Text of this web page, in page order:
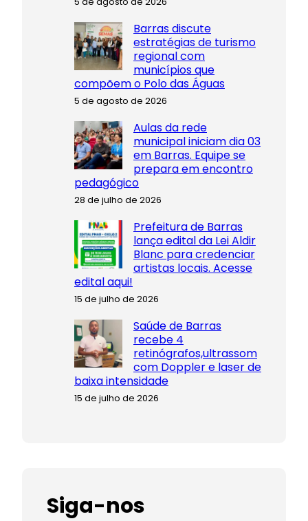
Barras discute
estratégias de turismo
regional com
municípios que
compõem o Polo das Águas
5 de agosto de 2026
Aulas da rede
municipal iniciam dia 03
em Barras. Equipe se
prepara em encontro
pedagógico
28 de julho de 2026
Prefeitura de Barras
lança edital da Lei Aldir
Blanc para credenciar
artistas locais. Acesse
edital aqui!
15 de julho de 2026
Saúde de Barras
recebe 4
retinógrafos,ultrassom
com Doppler e laser de
baixa intensidade
15 de julho de 2026
Siga-nos